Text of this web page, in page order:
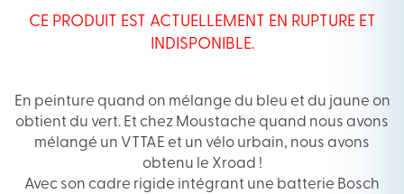
CE PRODUIT EST ACTUELLEMENT EN RUPTURE ET
INDISPONIBLE.
En peinture quand on mélange du bleu et du jaune on
obtient du vert. Et chez Moustache quand nous avons
mélangé un VTTAE et un vélo urbain, nous avons
obtenu le Xroad !
Avec son cadre rigide intégrant une batterie Bosch